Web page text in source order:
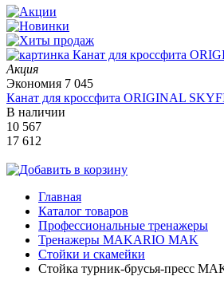
Акция
Экономия 7 045
Канат для кроссфита ORIGINAL
В наличии
10 567
17 612
Главная
Каталог товаров
Профессиональные тренажеры
Тренажеры MAKARIO MAK
Стойки и скамейки
Стойка турник-брусья-пресс